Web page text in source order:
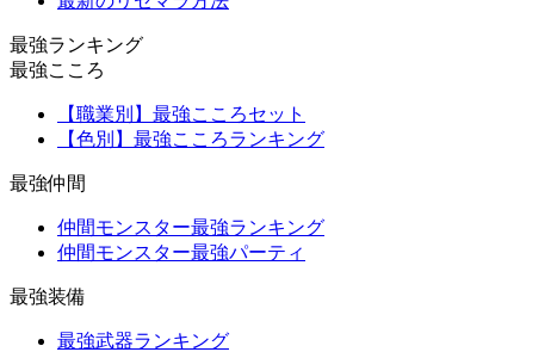
最強ランキング
最強こころ
【職業別】最強こころセット
【色別】最強こころランキング
最強仲間
仲間モンスター最強ランキング
仲間モンスター最強パーティ
最強装備
最強武器ランキング